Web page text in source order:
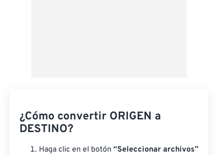
¿Cómo convertir ORIGEN a
DESTINO?
Haga clic en el botón “Seleccionar archivos”